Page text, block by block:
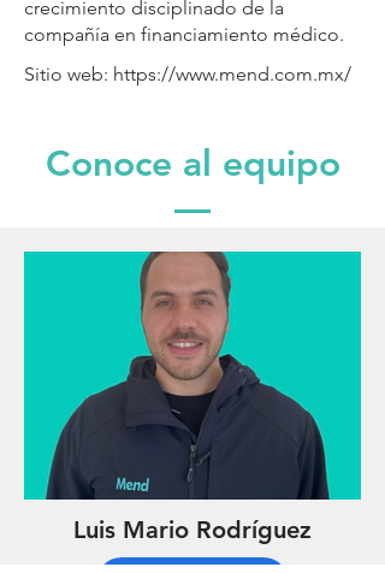
crecimiento disciplinado de la
compañía en financiamiento médico.
Sitio web: https://www.mend.com.mx/
Conoce al equipo
Luis Mario Rodríguez